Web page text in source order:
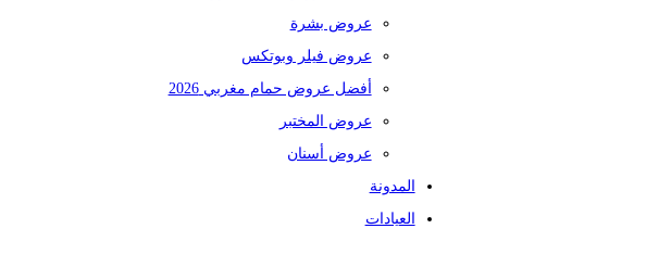
عروض بشرة
عروض فيلر وبوتكس
أفضل عروض حمام مغربي 2026
عروض المختبر
عروض أسنان
المدونة
العيادات